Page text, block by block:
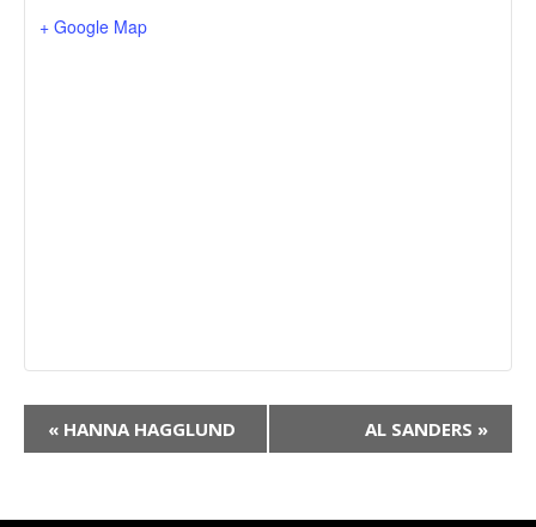
+ Google Map
Navigation
Évènement
« HANNA HAGGLUND AL SANDERS »